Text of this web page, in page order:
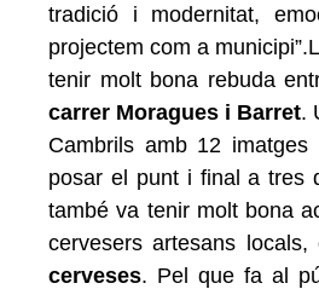
tradició i modernitat,
projectem com a
tenir molt bona rebuda
carrer Moragues i Barret.
Cambrils amb 12
posar el punt i final a tres
també va tenir molt bona
cervesers artesans
cerveses. Pel que fa al